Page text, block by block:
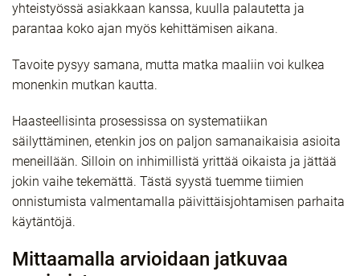
yhteistyössä asiakkaan kanssa, kuulla palautetta ja
parantaa koko ajan myös kehittämisen aikana.
Tavoite pysyy samana, mutta matka maaliin voi kulkea
monenkin mutkan kautta.
Haasteellisinta prosessissa on systematiikan
säilyttäminen, etenkin jos on paljon samanaikaisia asioita
meneillään. Silloin on inhimillistä yrittää oikaista ja jättää
jokin vaihe tekemättä. Tästä syystä tuemme tiimien
onnistumista valmentamalla päivittäisjohtamisen parhaita
käytäntöjä.
Mittaamalla arvioidaan jatkuvaa